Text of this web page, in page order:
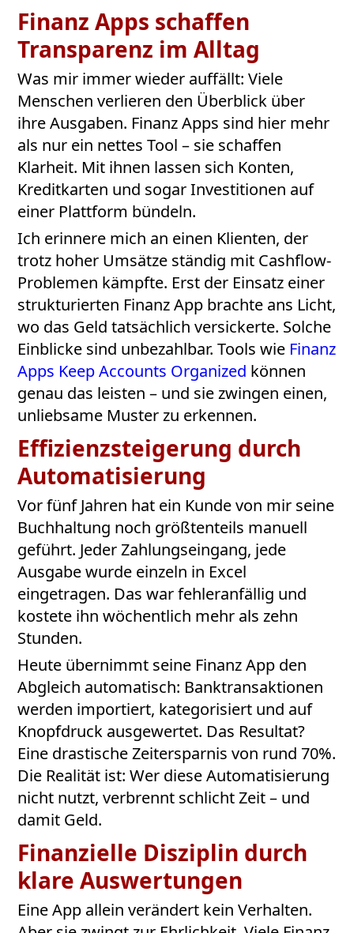
Finanz Apps schaffen
Transparenz im Alltag
Was mir immer wieder auffällt: Viele
Menschen verlieren den Überblick über
ihre Ausgaben. Finanz Apps sind hier mehr
als nur ein nettes Tool – sie schaffen
Klarheit. Mit ihnen lassen sich Konten,
Kreditkarten und sogar Investitionen auf
einer Plattform bündeln.
Ich erinnere mich an einen Klienten, der
trotz hoher Umsätze ständig mit Cashflow-
Problemen kämpfte. Erst der Einsatz einer
strukturierten Finanz App brachte ans Licht,
wo das Geld tatsächlich versickerte. Solche
Einblicke sind unbezahlbar. Tools wie Finanz
Apps Keep Accounts Organized können
genau das leisten – und sie zwingen einen,
unliebsame Muster zu erkennen.
Effizienzsteigerung durch
Automatisierung
Vor fünf Jahren hat ein Kunde von mir seine
Buchhaltung noch größtenteils manuell
geführt. Jeder Zahlungseingang, jede
Ausgabe wurde einzeln in Excel
eingetragen. Das war fehleranfällig und
kostete ihn wöchentlich mehr als zehn
Stunden.
Heute übernimmt seine Finanz App den
Abgleich automatisch: Banktransaktionen
werden importiert, kategorisiert und auf
Knopfdruck ausgewertet. Das Resultat?
Eine drastische Zeitersparnis von rund 70%.
Die Realität ist: Wer diese Automatisierung
nicht nutzt, verbrennt schlicht Zeit – und
damit Geld.
Finanzielle Disziplin durch
klare Auswertungen
Eine App allein verändert kein Verhalten.